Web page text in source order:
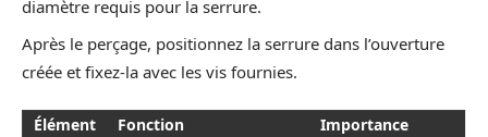
diamètre requis pour la serrure.
Après le perçage, positionnez la serrure dans l’ouverture
créée et fixez-la avec les vis fournies.
Élément Fonction Importance